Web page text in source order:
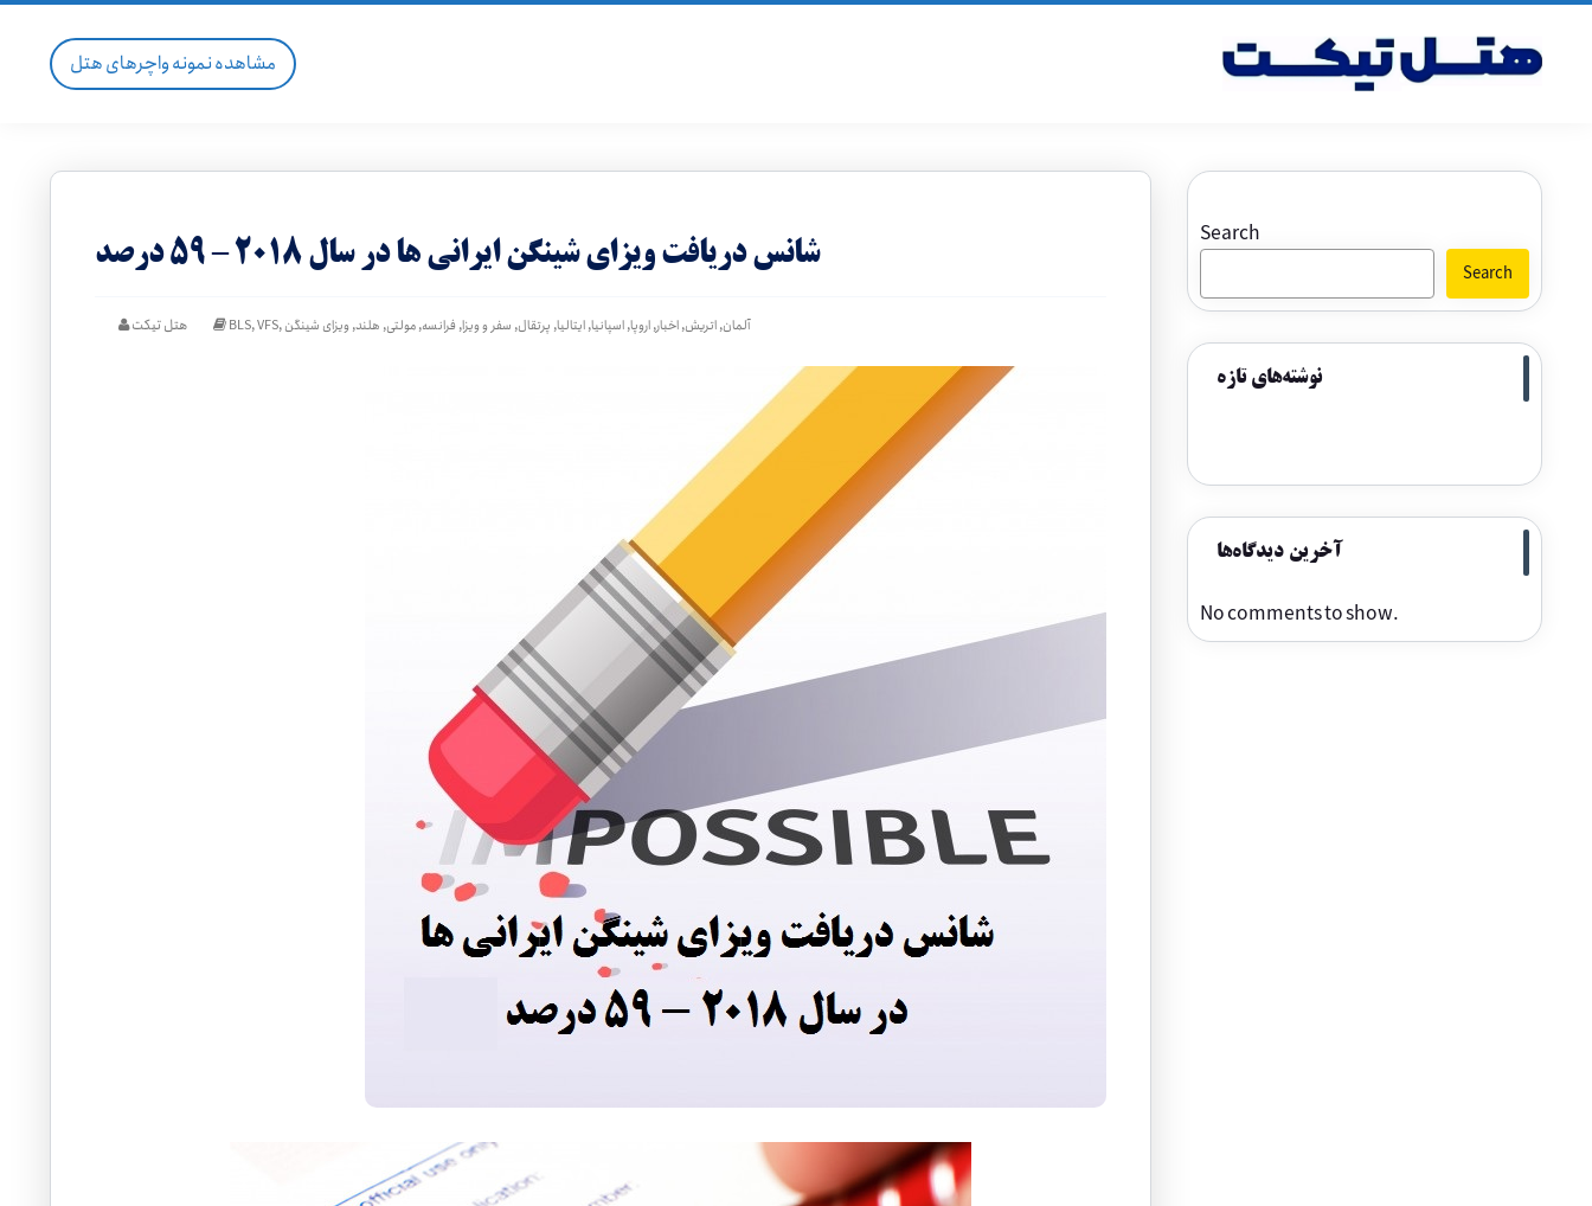
مشاهده نمونه واچرهای هتل
شانس دریافت ویزای شینگن ایرانی ها در سال ۲۰۱۸ – ۵۹ درصد
هتل تیکت BLS,VFS, آلمان,اتریش,اخبار,اروپا,اسپانیا,ایتالیا, پرتقال, سفر و ویزا, فرانسه,مولتی, هلند, ویزای شینگن
Search
Search
نوشته‌های تازه
آخرین دیدگاه‌ها
No comments to show.